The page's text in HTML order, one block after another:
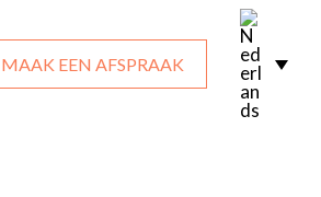
MAAK EEN AFSPRAAK